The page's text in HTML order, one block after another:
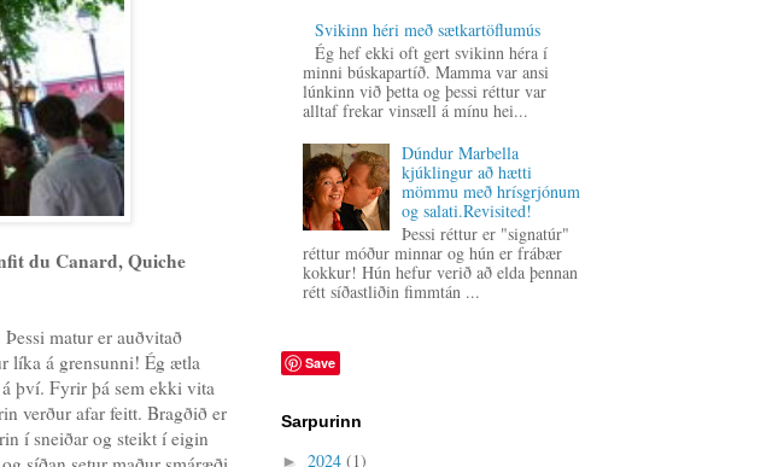
du Canard, Quiche
matur er auðvitað
líka á grensunni! Ég ætla
því. Fyrir þá sem ekki vita
verður afar feitt. Bragðið er
í sneiðar og steikt í eigin
Svikinn héri með sætkartöflumús
Ég hef ekki oft gert svikinn héra í
minni búskapartíð. Mamma var ansi
lúnkinn við þetta og þessi réttur var
alltaf frekar vinsæll á mínu hei...
Dúndur Marbella
kjúklingur að hætti
mömmu með hrísgrjónum
og salati.Revisited!
Þessi réttur er "signatúr"
réttur móður minnar og hún er frábær
kokkur! Hún hefur verið að elda þennan
rétt síðastliðin fimmtán ...
Save
Sarpurinn
► 2024 (1)